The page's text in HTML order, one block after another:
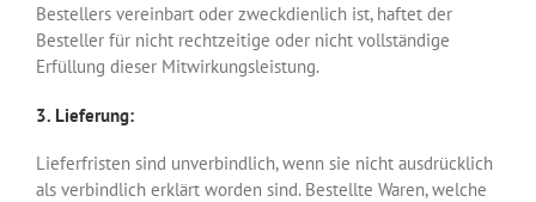
Bestellers vereinbart oder zweckdienlich ist, haftet der
Besteller für nicht rechtzeitige oder nicht vollständige
Erfüllung dieser Mitwirkungsleistung.
3. Lieferung:
Lieferfristen sind unverbindlich, wenn sie nicht ausdrücklich
als verbindlich erklärt worden sind. Bestellte Waren, welche